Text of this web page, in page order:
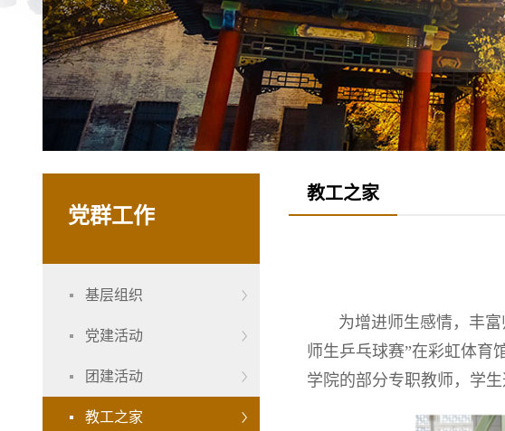
党群工作
基层组织
党建活动
团建活动
教工之家
教工之家
为增进师生感情，丰富
师生乒乓球赛”在彩虹体育
学院的部分专职教师，学生